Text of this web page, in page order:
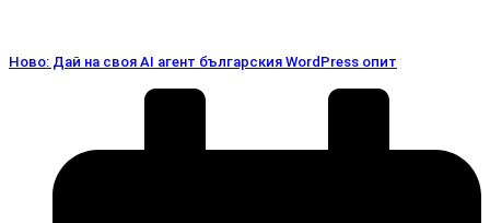
Ново: Дай на своя AI агент българския WordPress опит